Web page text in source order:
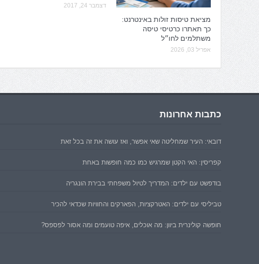
מציאת טיסות זולות באינטרנט:
כך תאתרו כרטיסי טיסה
משתלמים לחו״ל
אפריל 03, 2026
דצמבר 24, 2017
כתבות אחרונות
דובאי: העיר שמחליטה שאי אפשר, ואז עושה את זה בכל זאת
קפריסין: האי הקטן שמרגיש כמו כמה חופשות באחת
בודפשט עם ילדים: המדריך לטיול משפחתי בבירת הונגריה
טביליסי עם ילדים: האטרקציות, הפארקים והחוויות שכדאי להכיר
חופשה קולינרית ביוון: מה אוכלים, איפה טועמים ומה אסור לפספס?